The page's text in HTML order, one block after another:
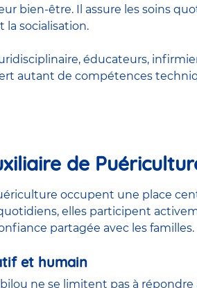
bien-être. Il assure les soins
la socialisation.
éducateurs,
autant de compétences
de
occupent une place
elles participent
partagée avec les familles.
et humain
ne se limitent pas à